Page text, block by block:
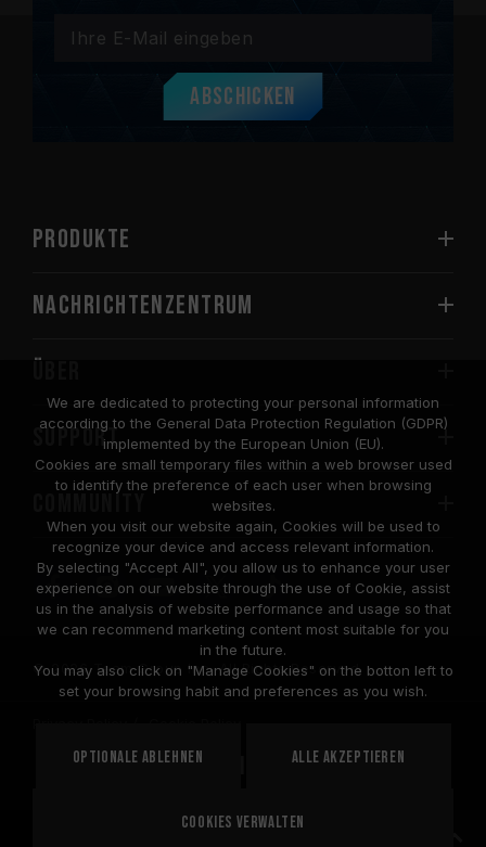
Abschicken
PRODUKTE
Nachrichtenzentrum
SUPPORT
COMMUNITY
© 2026 Team Group Inc. All Rights Reserved.
STANDORT
United
We are dedicated to protecting your personal information
according to the General Data Protection Regulation (GDPR)
implemented by the European Union (EU).
Cookies are small temporary files within a web browser used
to identify the preference of each user when browsing
websites.
When you visit our website again, Cookies will be used to
recognize your device and access relevant information.
By selecting "Accept All", you allow us to enhance your user
experience on our website through the use of Cookie, assist
us in the analysis of website performance and usage so that
we can recommend marketing content most suitable for you
in the future.
You may also click on "Manage Cookies" on the botton left to
set your browsing habit and preferences as you wish.
Optionale ablehnen Alle akzeptieren
Cookies verwalten